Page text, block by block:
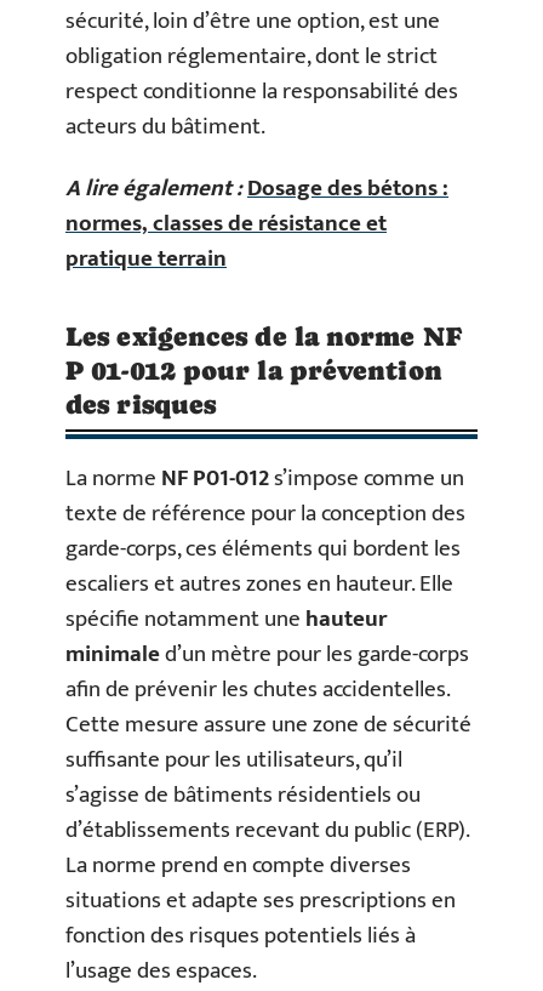
sécurité, loin d’être une option, est une
obligation réglementaire, dont le strict
respect conditionne la responsabilité des
acteurs du bâtiment.
A lire également :Dosage des bétons :
normes, classes de résistance et
pratique terrain
Les exigences de la norme NF
P 01-012 pour la prévention
des risques
La normeNF P01-012s’impose comme un
texte de référence pour la conception des
garde-corps, ces éléments qui bordent les
escaliers et autres zones en hauteur. Elle
spécifie notamment unehauteur
minimaled’un mètre pour les garde-corps
afin de prévenir les chutes accidentelles.
Cette mesure assure une zone de sécurité
suffisante pour les utilisateurs, qu’il
s’agisse de bâtiments résidentiels ou
d’établissements recevant du public (ERP).
La norme prend en compte diverses
situations et adapte ses prescriptions en
fonction des risques potentiels liés à
l’usage des espaces.